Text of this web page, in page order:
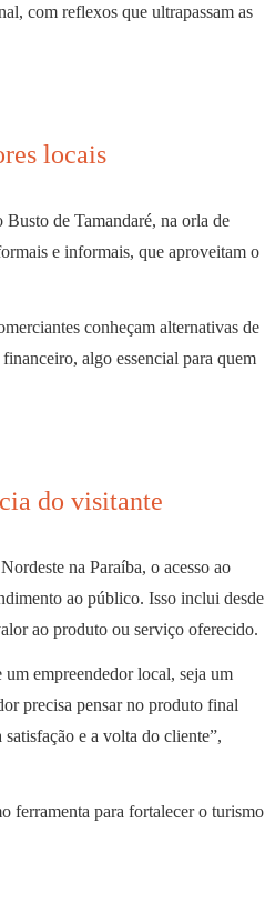
com reflexos que ultrapassam as
locais
de Tamandaré, na orla de
e informais, que aproveitam o
conheçam alternativas de
algo essencial para quem
do visitante
na Paraíba, o acesso ao
ao público. Isso inclui desde
ao produto ou serviço oferecido.
empreendedor local, seja um
precisa pensar no produto final
e a volta do cliente”,
ferramenta para fortalecer o turismo